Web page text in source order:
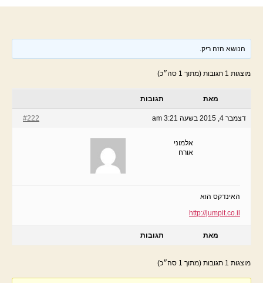
הנושא הזה ריק.
מוצגות 1 תגובות (מתוך 1 סה״כ)
מאת תגובות
דצמבר 4, 2015 בשעה 3:21 am #222
אלמוני
אורח
האינדקס הוא
http://jumpit.co.il
מאת תגובות
מוצגות 1 תגובות (מתוך 1 סה״כ)